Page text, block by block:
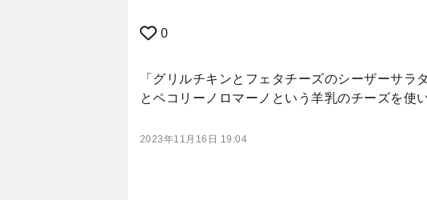
0
「グリルチキンとフェタチーズのシーザーサ
とペコリーノロマーノという羊乳のチーズを使
2023年11月16日 19:04